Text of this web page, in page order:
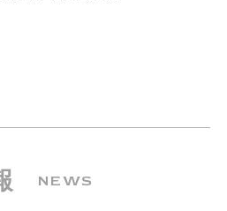
NEWS